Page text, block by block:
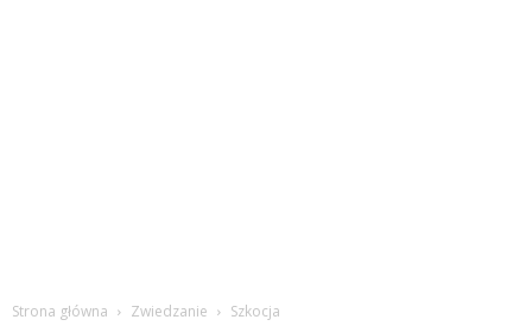
Strona główna Zwiedzanie Szkocja